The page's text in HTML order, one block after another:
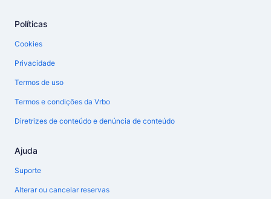
Políticas
Cookies
Privacidade
Termos de uso
Termos e condições da Vrbo
Diretrizes de conteúdo e denúncia de conteúdo
Ajuda
Suporte
Alterar ou cancelar reservas